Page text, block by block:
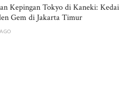
Kepingan Tokyo di Kaneki: Kedai
Gem di Jakarta Timur